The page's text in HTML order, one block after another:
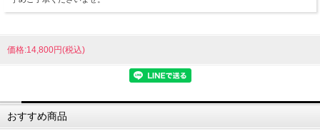
価格:14,800円(税込)
おすすめ商品